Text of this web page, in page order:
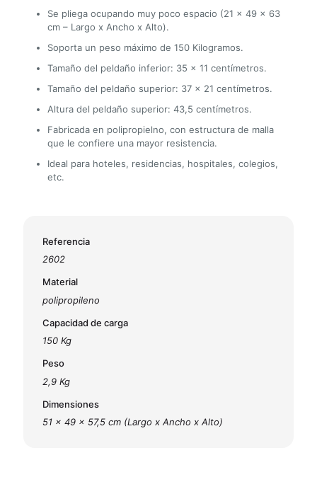
Se pliega ocupando muy poco espacio (21 x 49 x 63
cm – Largo x Ancho x Alto).
Soporta un peso máximo de 150 Kilogramos.
Tamaño del peldaño inferior: 35 x 11 centímetros.
Tamaño del peldaño superior: 37 x 21 centímetros.
Altura del peldaño superior: 43,5 centímetros.
Fabricada en polipropielno, con estructura de malla
que le confiere una mayor resistencia.
Ideal para hoteles, residencias, hospitales, colegios,
etc.
Referencia
2602
Material
polipropileno
Capacidad de carga
150 Kg
Peso
2,9 Kg
Dimensiones
51 x 49 x 57,5 cm (Largo x Ancho x Alto)